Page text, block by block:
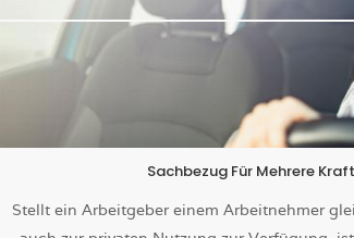
Sachbezug Für Mehrere
Stellt ein Arbeitgeber einem Arbeitnehmer